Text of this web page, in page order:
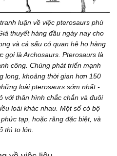
luận về việc pterosaurs phù
thuyết hàng đầu ngày nay cho
và cá sấu có quan hệ họ hàng
gọi là Archosaurs. Pterosaurs là
công. Chúng phát triển mạnh
long, khoảng thời gian hơn 150
loài pterosaurs sớm nhất -
với thân hình chắc chắn và đuôi
loài khác nhau. Một số có bộ
tạp, hoặc răng đặc biệt, và
thì to lớn.